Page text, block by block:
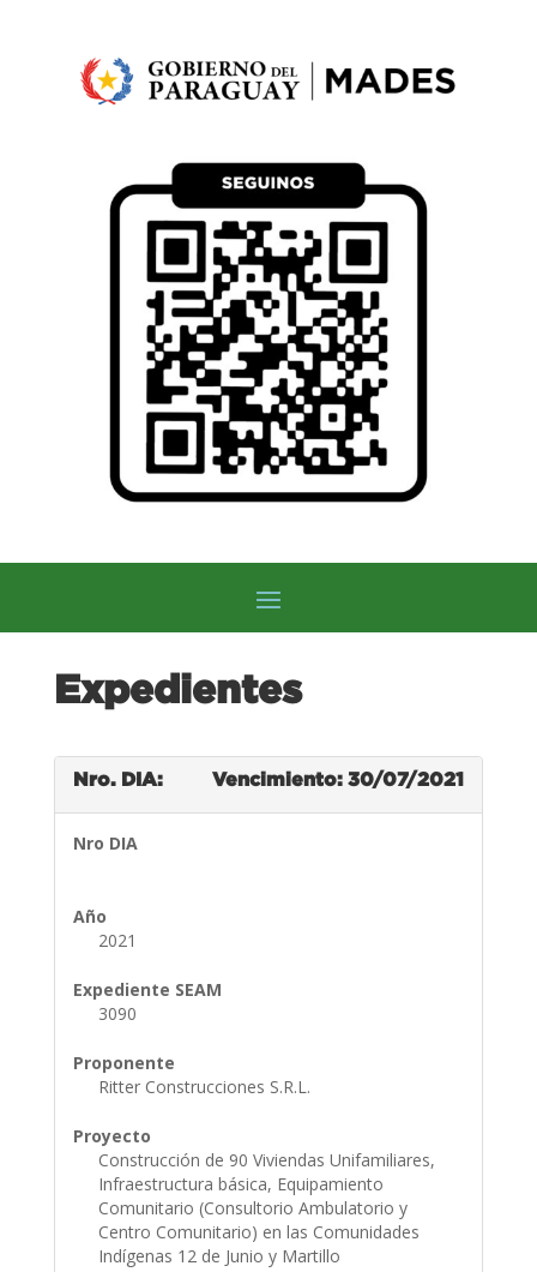
Expedientes
Nro. DIA: Vencimiento: 30/07/2021
Nro DIA
Año
2021
Expediente SEAM
3090
Proponente
Ritter Construcciones S.R.L.
Proyecto
Construcción de 90 Viviendas Unifamiliares,
Infraestructura básica, Equipamiento
Comunitario (Consultorio Ambulatorio y
Centro Comunitario) en las Comunidades
Indígenas 12 de Junio y Martillo